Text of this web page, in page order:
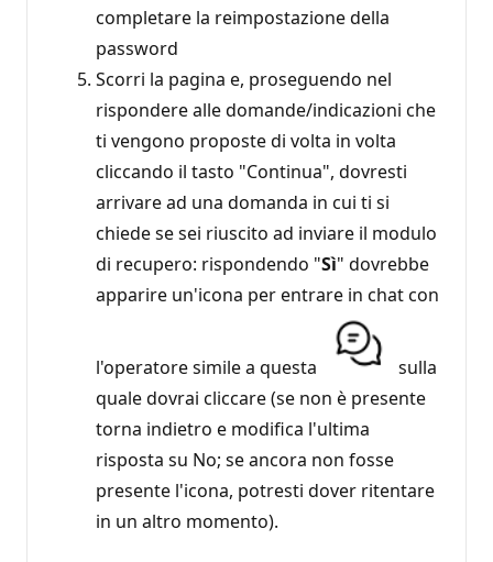
completare la reimpostazione della
password
Scorri la pagina e, proseguendo nel
rispondere alle domande/indicazioni che
ti vengono proposte di volta in volta
cliccando il tasto "Continua", dovresti
arrivare ad una domanda in cui ti si
chiede se sei riuscito ad inviare il modulo
di recupero: rispondendo "Sì" dovrebbe
apparire un'icona per entrare in chat con
l'operatore simile a questa
sulla
quale dovrai cliccare (se non è presente
torna indietro e modifica l'ultima
risposta su No; se ancora non fosse
presente l'icona, potresti dover ritentare
in un altro momento).